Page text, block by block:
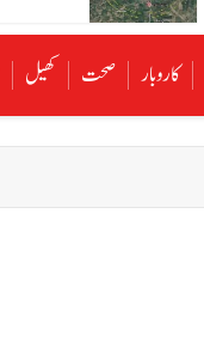
کاروبار صحت کھیل